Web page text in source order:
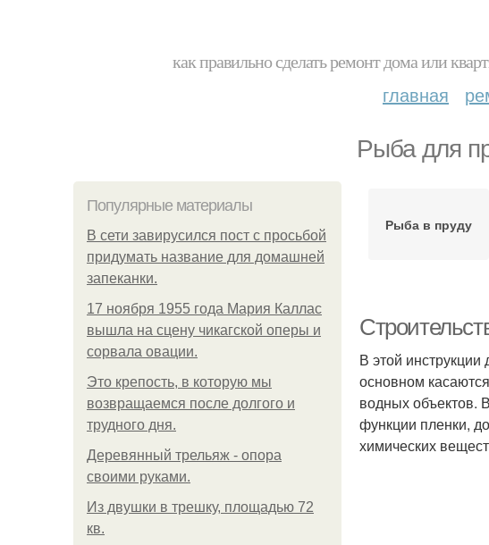
как правильно сделать ремонт дома или
главная
Рыба для
Популярные материалы
В сети завирусился пост с просьбой
придумать название для домашней
запеканки.
17 ноября 1955 года Мария Каллас
вышла на сцену чикагской оперы и
сорвала овации.
Это крепость, в которую мы
возвращаемся после долгого и
трудного дня.
Деревянный трельяж - опора
своими руками.
Из двушки в трешку, площадью 72
кв.
Рыба в пруду
В этой
основном
водных объектов.
функции пленки,
химических